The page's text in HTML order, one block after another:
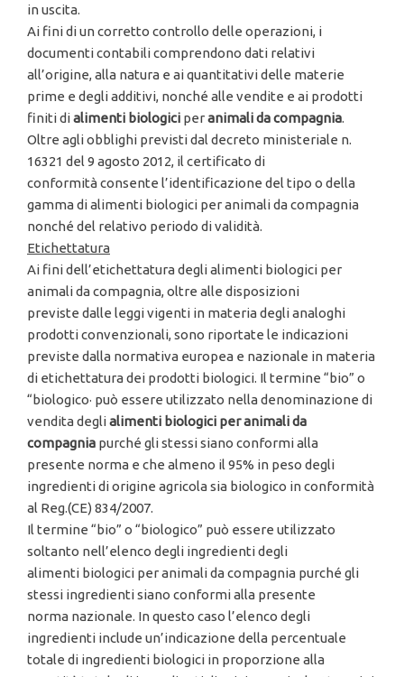
in uscita.
Ai fini di un corretto controllo delle operazioni, i
documenti contabili comprendono dati relativi
all’origine, alla natura e ai quantitativi delle materie
prime e degli additivi, nonché alle vendite e ai prodotti
finiti dialimenti biologici peranimali dacompagnia.
Oltre agli obblighi previsti dal decreto ministeriale n.
16321 del 9 agosto 2012, il certificato di
conformità consente l’identificazione del tipo o della
gamma di alimenti biologici per animali da compagnia
nonché del relativo periodo di validità.
Etichettatura
Ai fini dell’etichettatura degli alimenti biologici per
animali da compagnia, oltre alle disposizioni
previste dalle leggi vigenti in materia degli analoghi
prodotti convenzionali, sono riportate le indicazioni
previste dalla normativa europea e nazionale in materia
di etichettatura dei prodotti biologici. Il termine “bio” o
“biologico· può essere utilizzato nella denominazione di
vendita deglialimenti biologici peranimali da
compagnia purché gli stessi siano conformi alla
presente norma e che almeno il 95% in peso degli
ingredienti di origine agricola sia biologico in conformità
al Reg.(CE) 834/2007.
Il termine “bio” o “biologico” può essere utilizzato
soltanto nell’elenco degli ingredienti degli
alimenti biologici per animali da compagnia purché gli
stessi ingredienti siano conformi alla presente
norma nazionale. In questo caso l’elenco degli
ingredienti include un’indicazione della percentuale
totale di ingredienti biologici in proporzione alla